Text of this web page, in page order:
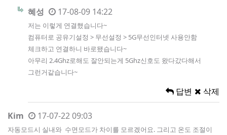
혜성 17-08-09 14:22
저는 이렇게 연결했습니다~
컴퓨터로 공유기설정 > 무선설정 > 5G무선인터넷 사용안함
체크하고 연결하니 바로됐습니다~
아무리 2.4Ghz로해도 잘안되는게 5Ghz신호도 왔다갔다해서
그런거같습니다~
답변 삭제
Kim 17-07-22 09:03
자동모드시 실내와 수면모드가 차이를 모르겠어요. 그리고 온도 조절이